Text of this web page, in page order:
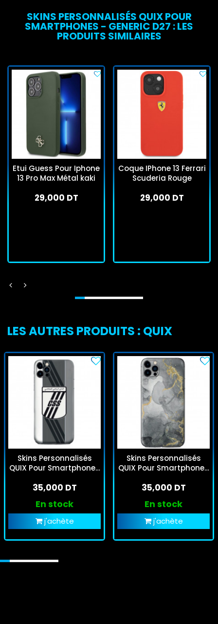
SKINS PERSONNALISÉS QUIX POUR
SMARTPHONES - GENERIC D27 : LES
PRODUITS SIMILAIRES
Etui Guess Pour Iphone
13 Pro Max Métal kaki
29,000 DT
Coque IPhone 13 Ferrari
Scuderia Rouge
29,000 DT
LES AUTRES PRODUITS : QUIX
Skins Personnalisés
QUIX Pour Smartphones
35,000 DT
En stock
j'achète
Skins Personnalisés
QUIX Pour Smartphones
35,000 DT
En stock
j'achète